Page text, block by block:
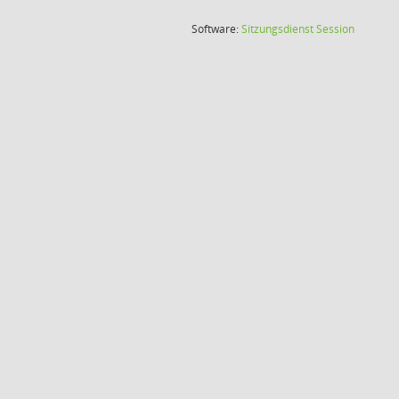
Software:SitzungsdienstSession(Wird in